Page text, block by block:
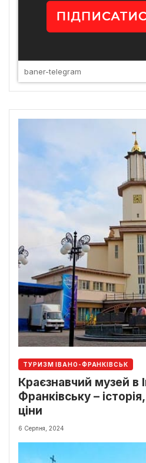
baner-telegram
ТУРИЗМ ІВАНО-ФРАНКІВСЬК
Краєзнавчий музей в
Франківську –
ціни
6 Серпня, 2024